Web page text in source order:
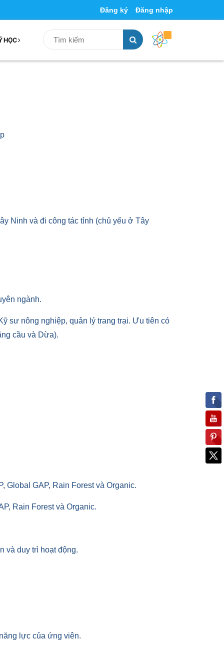
Đăng ký Đăng nhập
HỌC
Ninh và đi công tác tỉnh (chủ yếu ở Tây
ngành.
sư nông nghiệp, quản lý trang trại. Ưu tiên có
cầu và Dừa).
Global GAP, Rain Forest và Organic.
Rain Forest và Organic.
và duy trì hoạt động.
lực của ứng viên.